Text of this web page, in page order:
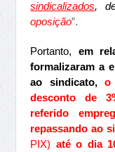
sindicalizados,
oposição”.
Portanto,
em
formalizaram a
ao sindicato,o
desconto de
referido
repassando ao
PIX) até o dia